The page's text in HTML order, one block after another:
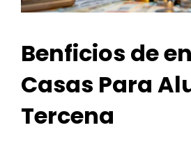
Benficios de
Casas Para
Tercena